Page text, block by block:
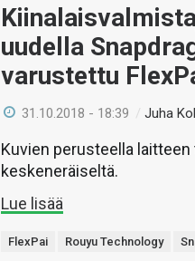
uudella
varustettu
31.10.2018 - 18:39 /Juha
Kuvien perusteella
keskeneräiseltä.
Lue lisää
FlexPai Rouyu Technology